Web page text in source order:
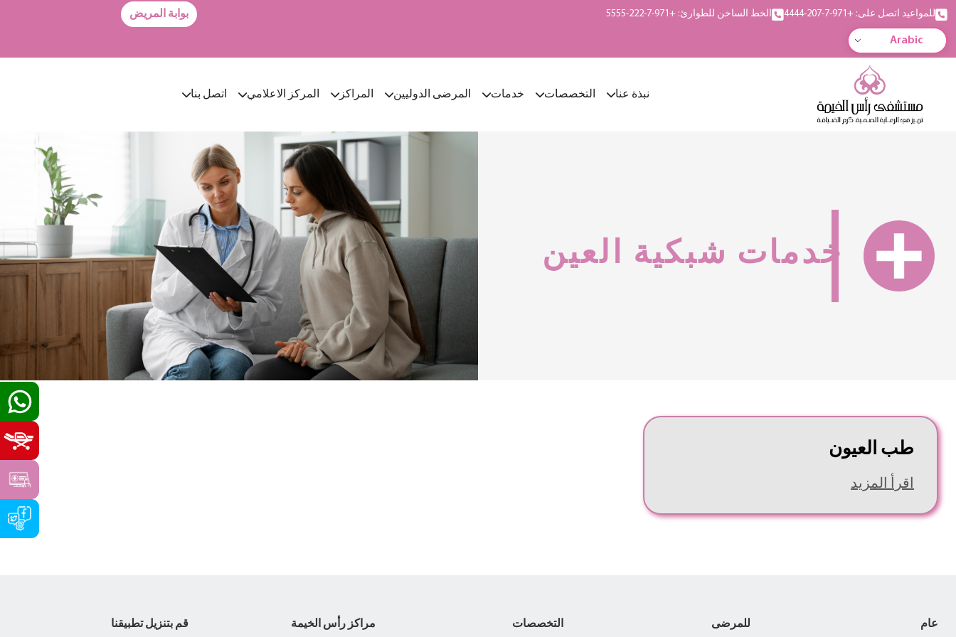
للمواعيد اتصل على: +971-7-207-4444 الخط الساخن للطوارئ: +971-7-222-5555 بوابة المريض
Arabic
نبذة عنا التخصصات خدمات المرضى الدوليين المراكز المركز الاعلامي اتصل بنا
خدمات شبكية العين
طب العيون
اقرأ المزيد
عام للمرضى التخصصات مراكز رأس الخيمة قم بتنزيل تطبيقنا